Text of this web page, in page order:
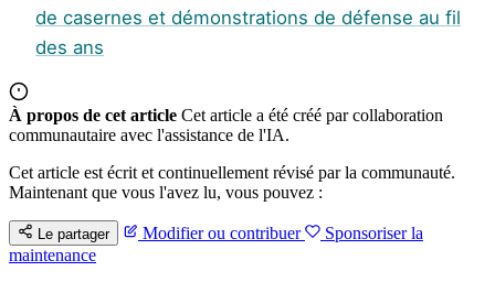
de casernes et démonstrations de défense au fil
des ans
À propos de cet article Cet article a été créé par collaboration
communautaire avec l'assistance de l'IA.
Cet article est écrit et continuellement révisé par la communauté.
Maintenant que vous l'avez lu, vous pouvez :
Le partager Modifier ou contribuer
Sponsoriser la
maintenance